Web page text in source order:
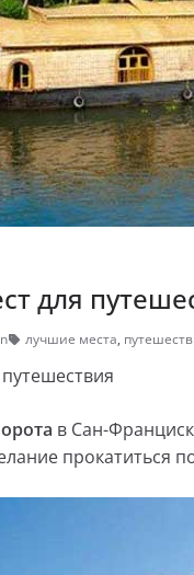
для
лучшие места,
в Сан-
прокатиться